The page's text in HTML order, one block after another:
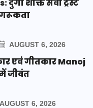
शक्ति सेवा ट्रस्ट
AUGUST 6, 2026
एवं गीतकार Manoj
जीवंत
AUGUST 6, 2026